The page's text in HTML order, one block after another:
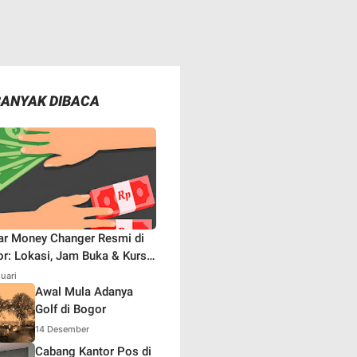
DIBACA
Money Changer Resmi di
Lokasi, Jam Buka & Kurs
Awal Mula Adanya
Golf di Bogor
14 Desember
Cabang Kantor Pos di